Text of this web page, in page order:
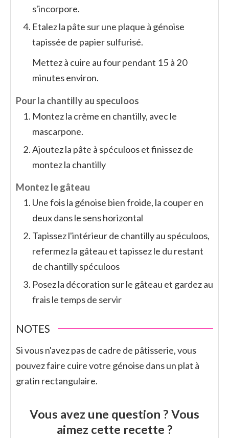
s'incorpore.
Etalez la pâte sur une plaque à génoise
tapissée de papier sulfurisé.
Mettez à cuire au four pendant 15 à 20
minutes environ.
Pour la chantilly au speculoos
Montez la crème en chantilly, avec le
mascarpone.
Ajoutez la pâte à spéculoos et finissez de
montez la chantilly
Montez le gâteau
Une fois la génoise bien froide, la couper en
deux dans le sens horizontal
Tapissez l'intérieur de chantilly au spéculoos,
refermez la gâteau et tapissez le du restant
de chantilly spéculoos
Posez la décoration sur le gâteau et gardez au
frais le temps de servir
NOTES
Si vous n'avez pas de cadre de pâtisserie, vous
pouvez faire cuire votre génoise dans un plat à
gratin rectangulaire.
Vous avez une question ? Vous
aimez cette recette ?